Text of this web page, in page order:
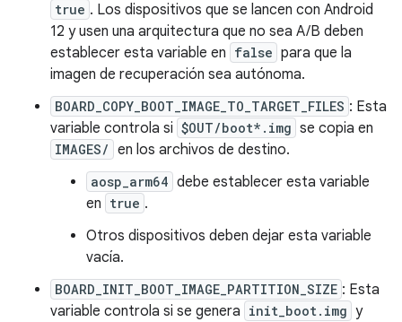
true . Los dispositivos que se lancen con Android
12 y usen una arquitectura que no sea A/B deben
establecer esta variable en false para que la
imagen de recuperación sea autónoma.
BOARD_COPY_BOOT_IMAGE_TO_TARGET_FILES : Esta
variable controla si $OUT/boot*.img se copia en
IMAGES/ en los archivos de destino.
aosp_arm64 debe establecer esta variable
en true .
Otros dispositivos deben dejar esta variable
vacía.
BOARD_INIT_BOOT_IMAGE_PARTITION_SIZE : Esta
variable controla si se genera init_boot.img y